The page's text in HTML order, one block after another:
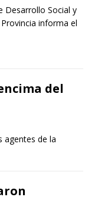
Desarrollo Social y
informa el
del
agentes de la